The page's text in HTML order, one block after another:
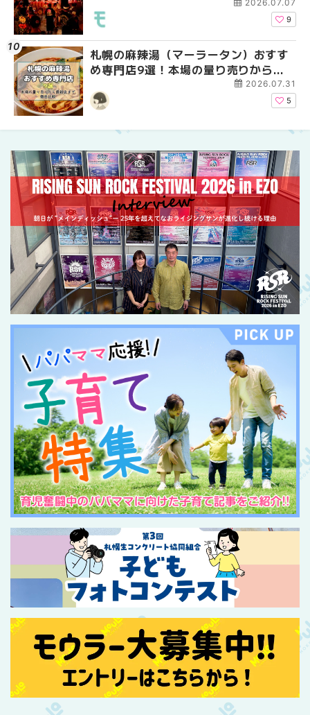
2026.07.07
9
札幌の麻辣湯（マーラータン）おすす
め専門店9選！本場の量り売りから最
新店まで徹底比較 | MouLa
HOKKAIDO
2026.07.31
5
2026年夏 恵庭市・千
イベントまとめ |
ーパーラウンジアネッ
介！！ | MouLa
2026年夏 札幌市南区
ントまとめ | MouLa